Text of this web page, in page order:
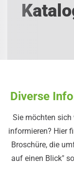
Diverse
Sie möchten sich
informieren? Hier
Broschüre, die
auf einen Blick"